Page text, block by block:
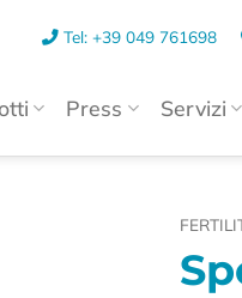
Tel: +39 049 761698
Press Servizi